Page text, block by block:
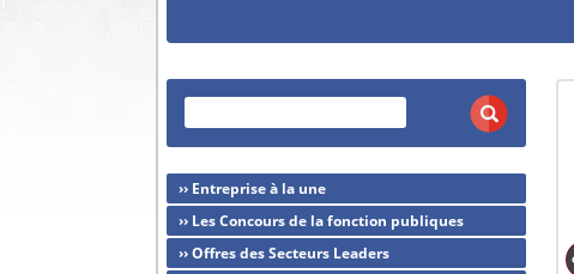
›› Entreprise à la une
›› Les Concours de la fonction publiques
›› Offres des Secteurs Leaders